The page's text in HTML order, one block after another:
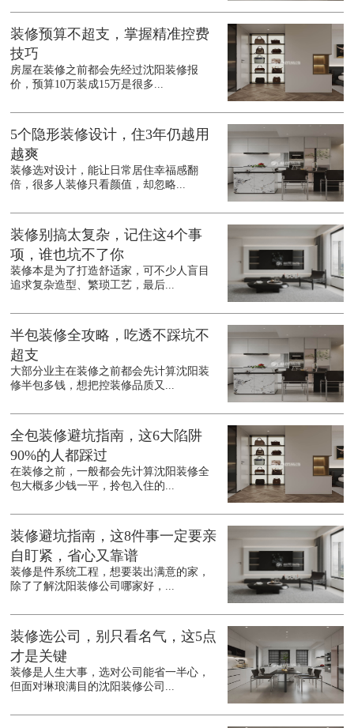
装修预算不超支，掌握精准控费
技巧
房屋在装修之前都会先经过沈阳装修报
价，预算10万装成15万是很多...
5个隐形装修设计，住3年仍越用
越爽
装修选对设计，能让日常居住幸福感翻
倍，很多人装修只看颜值，却忽略...
装修别搞太复杂，记住这4个事
项，谁也坑不了你
装修本是为了打造舒适家，可不少人盲目
追求复杂造型、繁琐工艺，最后...
半包装修全攻略，吃透不踩坑不
超支
大部分业主在装修之前都会先计算沈阳装
修半包多钱，想把控装修品质又...
全包装修避坑指南，这6大陷阱
90%的人都踩过
在装修之前，一般都会先计算沈阳装修全
包大概多少钱一平，拎包入住的...
装修避坑指南，这8件事一定要亲
自盯紧，省心又靠谱
装修是件系统工程，想要装出满意的家，
除了了解沈阳装修公司哪家好，...
装修选公司，别只看名气，这5点
才是关键
装修是人生大事，选对公司能省一半心，
但面对琳琅满目的沈阳装修公司...